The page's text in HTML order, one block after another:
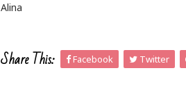
Alina
Share This: Facebook Twitter